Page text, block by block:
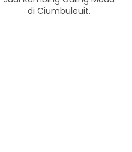
di Ciumbuleuit.